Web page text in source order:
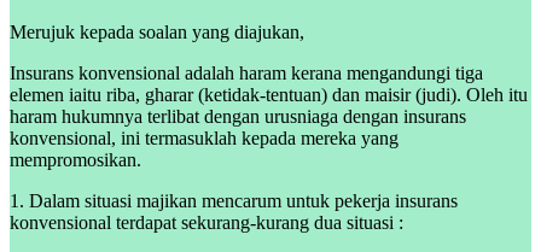
Merujuk kepada soalan yang diajukan,
Insurans konvensional adalah haram kerana mengandungi tiga
elemen iaitu riba, gharar (ketidak-tentuan) dan maisir (judi). Oleh itu
haram hukumnya terlibat dengan urusniaga dengan insurans
konvensional, ini termasuklah kepada mereka yang
mempromosikan.
1. Dalam situasi majikan mencarum untuk pekerja insurans
konvensional terdapat sekurang-kurang dua situasi :